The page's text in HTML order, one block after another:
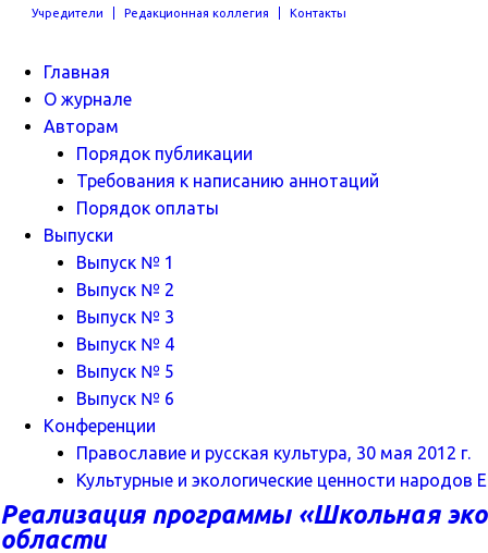
Учредители Редакционная коллегия Контакты
Главная
О журнале
Авторам
Порядок публикации
Требования к написанию аннотаций
Порядок оплаты
Выпуски
Выпуск № 1
Выпуск № 2
Выпуск № 3
Выпуск № 4
Выпуск № 5
Выпуск № 6
Конференции
Православие и русская культура, 30 мая 2012 г.
Культурные и экологические ценности народов
Реализация программы «Школьная
области